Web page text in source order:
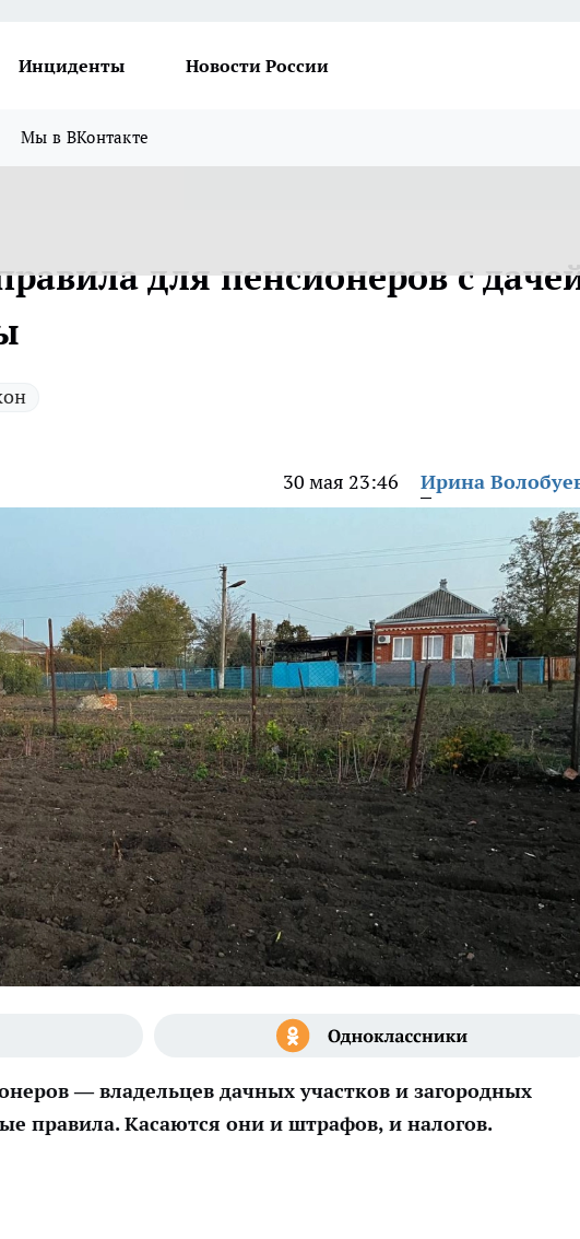
Инциденты Новости России
Мы в ВКонтакте
для пенсионеров с
30 мая 23:46 Ирина
— владельцев дачных участков и загородных
правила. Касаются они и штрафов, и налогов.